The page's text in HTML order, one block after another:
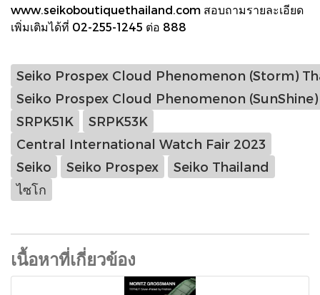
www.seikoboutiquethailand.com สอบถามรายละเอียด
เพิ่มเติมได้ที่ 02-255-1245 ต่อ 888
Seiko Prospex Cloud Phenomenon (Storm)
Seiko Prospex Cloud Phenomenon
SRPK51K
SRPK53K
Central International Watch Fair 2023
Seiko
Seiko Prospex
Seiko Thailand
ไซโก
เนื้อหาที่เกี่ยวข้อง